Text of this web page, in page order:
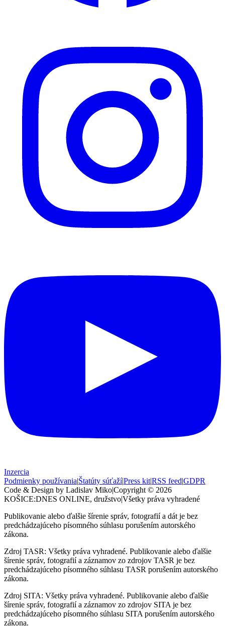
Inzercia
Podmienky používania|Štatúty súťaží|Press kit|RSS feed|GDPR
Code & Design by Ladislav Miko|Copyright © 2026
KOŠICE:DNES ONLINE, družstvo|Všetky práva vyhradené
Publikovanie alebo ďalšie šírenie správ, fotografií a dát je bez
predchádzajúceho písomného súhlasu porušením autorského
zákona.
Zdroj TASR: Všetky práva vyhradené. Publikovanie alebo ďalšie
šírenie správ, fotografií a záznamov zo zdrojov TASR je bez
predchádzajúceho písomného súhlasu TASR porušením autorského
zákona.
Zdroj SITA: Všetky práva vyhradené. Publikovanie alebo ďalšie
šírenie správ, fotografií a záznamov zo zdrojov SITA je bez
predchádzajúceho písomného súhlasu SITA porušením autorského
zákona.